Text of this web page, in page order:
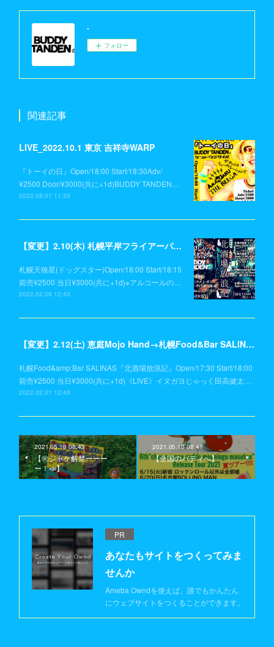
.
フォロー
関連記事
LIVE_2022.10.1 東京 吉祥寺WARP
『トーイの日』Open/18:00 Start/18:30Adv/
¥2500 Door/¥3000(共に+1d)BUDDY TANDEN…
2022.08.01 11:35
【変更】2.10(木) 札幌平岸フライアーパーク→札幌天狼星(ドッグスター)
札幌天狼星(ドッグスター)Open/18:00 Start/18:15
前売¥2500 当日¥3000(共に+1d)※アルコールの…
2022.02.06 12:43
【変更】2.12(土) 恵庭Mojo Hand→札幌Food&Bar SALINAS
札幌Food&amp;Bar SALINAS『北酒場放浪記』Open/17:30 Start/18:00
前売¥2500 当日¥3000(共に+1d)《LIVE》イヌガヨじゃっく田高健太…
2022.02.01 12:49
2021.05.16 08:43
【㊗️ジャケ解禁ーーー
ー！📣】
2021.05.10 08:41
【全国のバディへ】
PR
あなたもサイトをつくってみま
せんか
Ameba Owndを使えば、誰でもかんたん
にウェブサイトをつくることができます。